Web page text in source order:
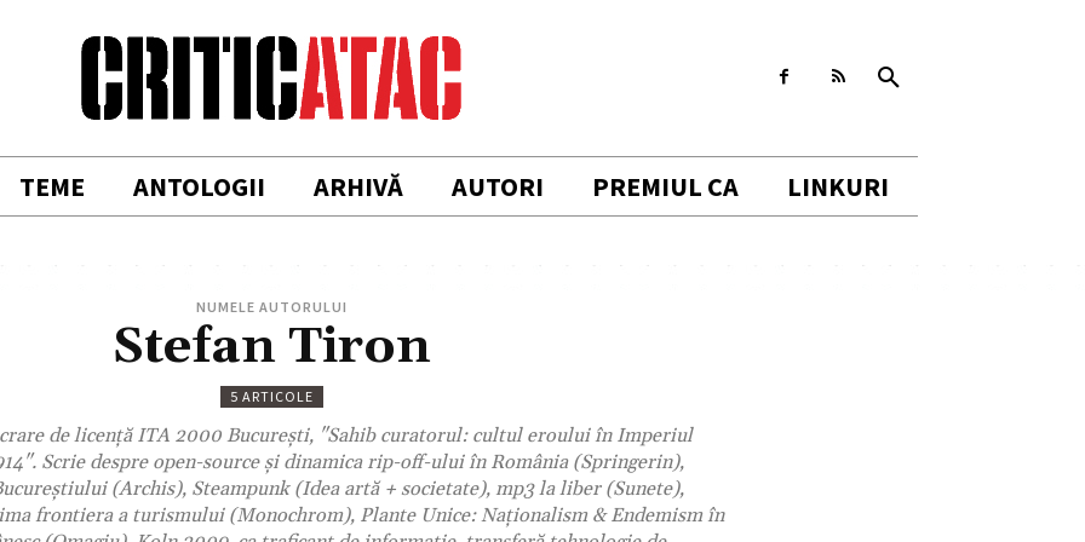
TEME ANTOLOGII ARHIVĂ AUTORI PREMIUL CA LINKURI
NUMELE AUTORULUI
Stefan Tiron
5 ARTICOLE
de licență ITA 2000 București, "Sahib curatorul: cultul eroului în Imperiul
Scrie despre open-source și dinamica rip-off-ului în România (Springerin),
(Archis), Steampunk (Idea artă + societate), mp3 la liber (Sunete),
frontiera a turismului (Monochrom), Plante Unice: Naţionalism & Endemism în